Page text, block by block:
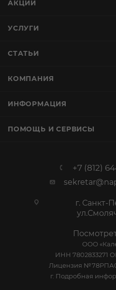
АКЦИИ
УСЛУГИ
СТАТЬИ
КОМПАНИЯ
ИНФОРМАЦИЯ
ПОМОЩЬ И СЕРВИСЫ
+7 (812)
г. Санкт-
ООО
ИНН 7802833271
Лицензия
г. Подробная